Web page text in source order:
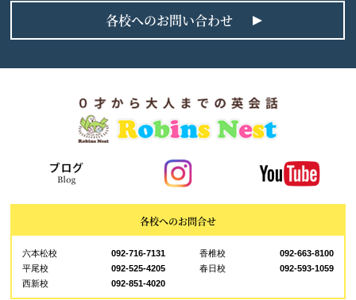
各校へのお問い合わせ
各校へのお問合せ
六本松校 092-716-7131 香椎校
092-663-8100
平尾校
092-525-4205 春日校
092-593-1059
西新校
092-851-4020